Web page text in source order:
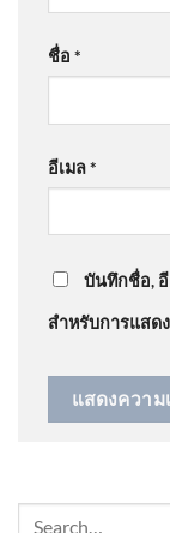
ลาร์รูฟท็อป’ เ
@สมภพจันทศร
1 เดือน อัพเดท
ชื่อ *
อีเมล*
บันทึกชื่อ, อี
สำหรับการแสด